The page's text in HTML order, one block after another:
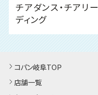
チアダンス・チアリー
ディング
コパン岐阜TOP
店舗一覧